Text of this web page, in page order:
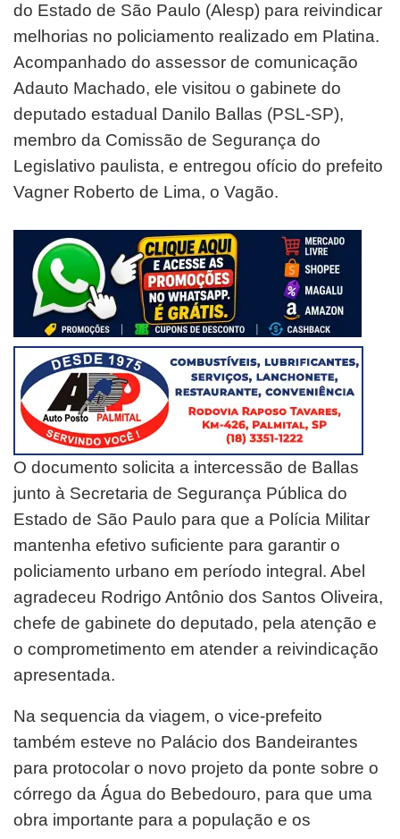
do Estado de São Paulo (Alesp) para reivindicar
melhorias no policiamento realizado em Platina.
Acompanhado do assessor de comunicação
Adauto Machado, ele visitou o gabinete do
deputado estadual Danilo Ballas (PSL-SP),
membro da Comissão de Segurança do
Legislativo paulista, e entregou ofício do prefeito
Vagner Roberto de Lima, o Vagão.
O documento solicita a intercessão de Ballas
junto à Secretaria de Segurança Pública do
Estado de São Paulo para que a Polícia Militar
mantenha efetivo suficiente para garantir o
policiamento urbano em período integral. Abel
agradeceu Rodrigo Antônio dos Santos Oliveira,
chefe de gabinete do deputado, pela atenção e
o comprometimento em atender a reivindicação
apresentada.
Na sequencia da viagem, o vice-prefeito
também esteve no Palácio dos Bandeirantes
para protocolar o novo projeto da ponte sobre o
córrego da Água do Bebedouro, para que uma
obra importante para a população e os